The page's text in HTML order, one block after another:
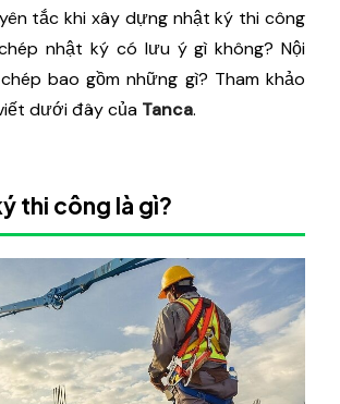
tắc khi xây dựng nhật ký thi công
nhật ký có lưu ý gì không? Nội
bao gồm những gì? Tham khảo
dưới đây của Tanca.
thi công là gì?